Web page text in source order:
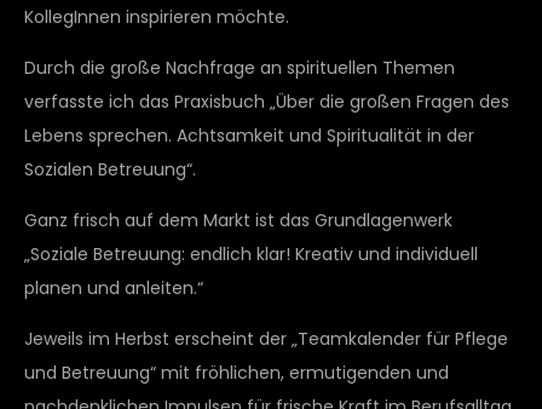
KollegInnen inspirieren möchte.
Durch die große Nachfrage an spirituellen Themen
verfasste ich das Praxisbuch „Über die großen Fragen des
Lebens sprechen. Achtsamkeit und Spiritualität in der
Sozialen Betreuung“.
Ganz frisch auf dem Markt ist das Grundlagenwerk
„Soziale Betreuung: endlich klar! Kreativ und individuell
planen und anleiten.“
Jeweils im Herbst erscheint der „Teamkalender für Pflege
und Betreuung“ mit fröhlichen, ermutigenden und